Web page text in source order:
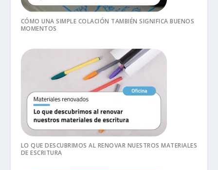
CÓMO UNA SIMPLE COLACIÓN TAMBIÉN SIGNIFICA BUENOS
MOMENTOS
LO QUE DESCUBRIMOS AL RENOVAR NUESTROS MATERIALES
DE ESCRITURA